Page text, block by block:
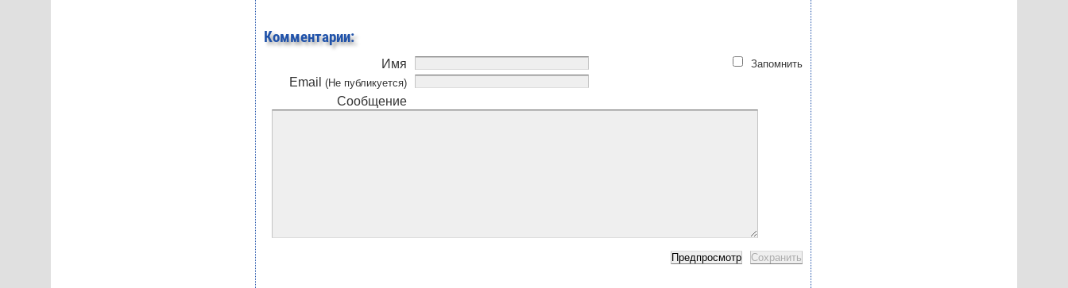
Комментарии:
Запомнить
Имя
Email (Не публикуется)
Сообщение